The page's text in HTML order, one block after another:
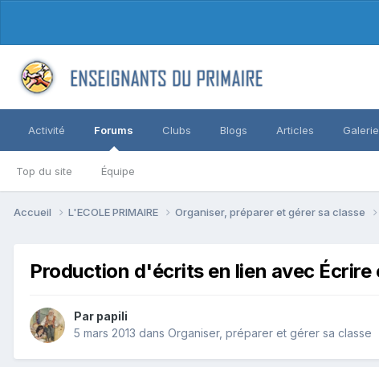
Activité Forums
Top du site Équipe
Clubs Blogs Articles Galerie
Accueil L'ECOLE PRIMAIRE Organiser, préparer et gérer sa classe
Production d'écrits en lien avec Écrire
Par papili
5 mars 2013 dans Organiser, préparer et gérer sa classe